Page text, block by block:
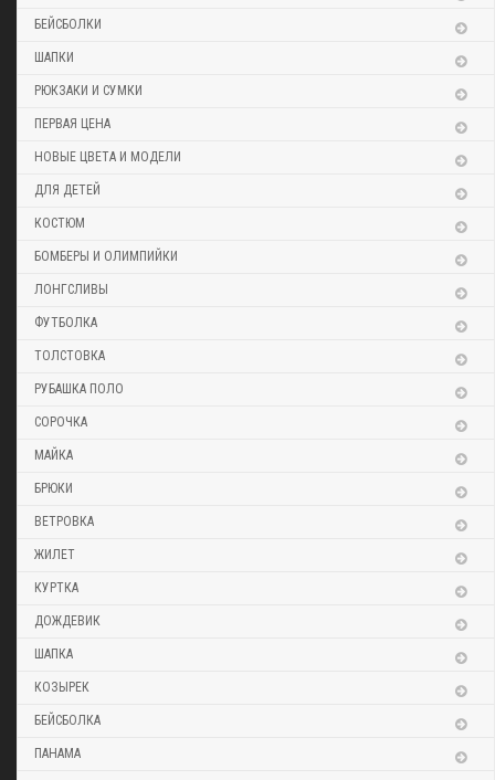
БЕЙСБОЛКИ
ШАПКИ
РЮКЗАКИ И СУМКИ
ПЕРВАЯ ЦЕНА
НОВЫЕ ЦВЕТА И МОДЕЛИ
ДЛЯ ДЕТЕЙ
КОСТЮМ
БОМБЕРЫ И ОЛИМПИЙКИ
ЛОНГСЛИВЫ
ФУТБОЛКА
ТОЛСТОВКА
РУБАШКА ПОЛО
СОРОЧКА
МАЙКА
БРЮКИ
ВЕТРОВКА
ЖИЛЕТ
КУРТКА
ДОЖДЕВИК
ШАПКА
КОЗЫРЕК
БЕЙСБОЛКА
ПАНАМА